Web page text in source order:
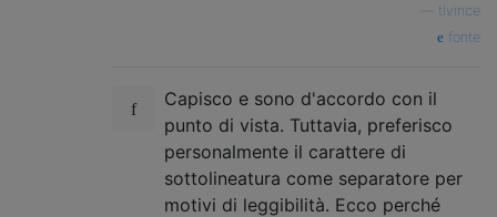
tlvince
fonte
Capisco e sono d'accordo con il
punto di vista. Tuttavia, preferisco
personalmente il carattere di
sottolineatura come separatore per
motivi di leggibilità. Ecco perché